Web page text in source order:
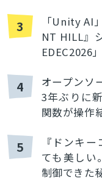
3
「Unity AI
NT HILL』
EDEC2026
4
オープンソ
3年ぶりに
関数が操作
5
『ドンキ
ても美しい
制御できた